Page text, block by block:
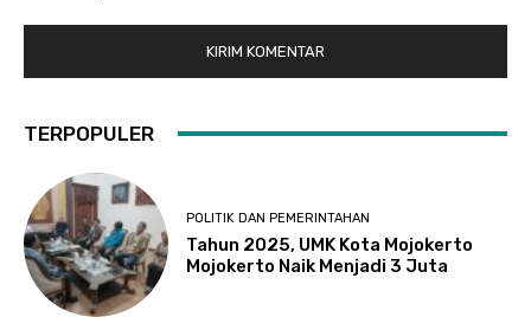
TERPOPULER
POLITIK DAN PEMERINTAHAN
Tahun 2025, UMK Kota Mojokerto
Mojokerto Naik Menjadi 3 Juta